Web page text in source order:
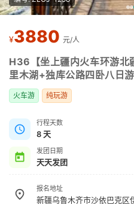
¥3880 元/人
H36【坐上疆内火车环游
里木湖+独库公路四卧八日游
火车游 纯玩游
行程天数
8 天
发团日期
天天发团
报名地址
新疆乌鲁木齐市沙依巴克区